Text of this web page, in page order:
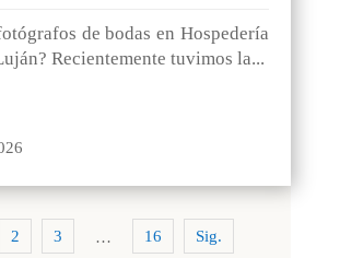
de bodas en Hospedería
Recientemente tuvimos la...
2 3 … 16 Sig.